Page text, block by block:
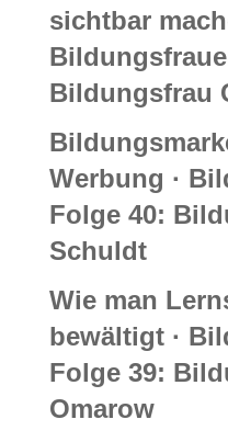
sichtbar
Bildungsfrau
Werbung ·
Folge 40:
Schuldt
Wie man
bewältigt ·
Folge 39:
Omarow